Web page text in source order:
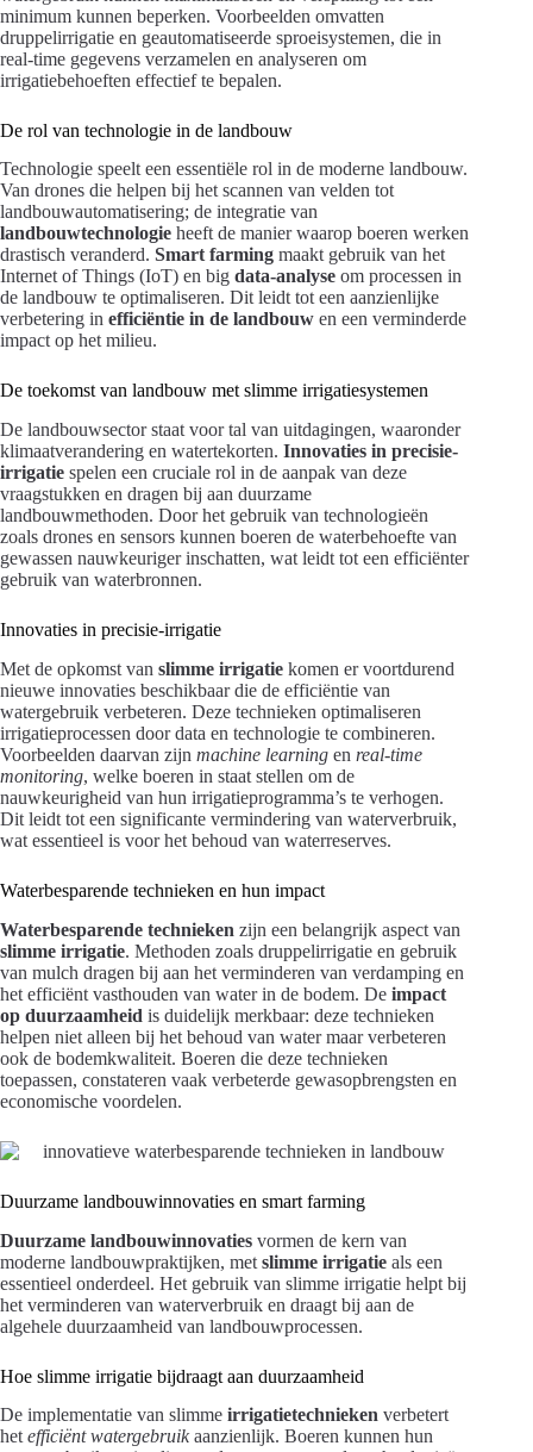
minimum kunnen beperken. Voorbeelden omvatten
druppelirrigatie en geautomatiseerde sproeisystemen, die in
real-time gegevens verzamelen en analyseren om
irrigatiebehoeften effectief te bepalen.
De rol van technologie in de landbouw
Technologie speelt een essentiële rol in de moderne landbouw.
Van drones die helpen bij het scannen van velden tot
landbouwautomatisering; de integratie van
landbouwtechnologie heeft de manier waarop boeren werken
drastisch veranderd. Smart farming maakt gebruik van het
Internet of Things (IoT) en big data-analyse om processen in
de landbouw te optimaliseren. Dit leidt tot een aanzienlijke
verbetering in efficiëntie in de landbouw en een verminderde
impact op het milieu.
De toekomst van landbouw met slimme irrigatiesystemen
De landbouwsector staat voor tal van uitdagingen, waaronder
klimaatverandering en watertekorten. Innovaties in precisie-
irrigatie spelen een cruciale rol in de aanpak van deze
vraagstukken en dragen bij aan duurzame
landbouwmethoden. Door het gebruik van technologieën
zoals drones en sensors kunnen boeren de waterbehoefte van
gewassen nauwkeuriger inschatten, wat leidt tot een efficiënter
gebruik van waterbronnen.
Innovaties in precisie-irrigatie
Met de opkomst van slimme irrigatie komen er voortdurend
nieuwe innovaties beschikbaar die de efficiëntie van
watergebruik verbeteren. Deze technieken optimaliseren
irrigatieprocessen door data en technologie te combineren.
Voorbeelden daarvan zijn machine learning en real-time
monitoring, welke boeren in staat stellen om de
nauwkeurigheid van hun irrigatieprogramma’s te verhogen.
Dit leidt tot een significante vermindering van waterverbruik,
wat essentieel is voor het behoud van waterreserves.
Waterbesparende technieken en hun impact
Waterbesparende technieken zijn een belangrijk aspect van
slimme irrigatie. Methoden zoals druppelirrigatie en gebruik
van mulch dragen bij aan het verminderen van verdamping en
het efficiënt vasthouden van water in de bodem. De impact
op duurzaamheid is duidelijk merkbaar: deze technieken
helpen niet alleen bij het behoud van water maar verbeteren
ook de bodemkwaliteit. Boeren die deze technieken
toepassen, constateren vaak verbeterde gewasopbrengsten en
economische voordelen.
Duurzame landbouwinnovaties en smart farming
Duurzame landbouwinnovaties vormen de kern van
moderne landbouwpraktijken, met slimme irrigatie als een
essentieel onderdeel. Het gebruik van slimme irrigatie helpt bij
het verminderen van waterverbruik en draagt bij aan de
algehele duurzaamheid van landbouwprocessen.
Hoe slimme irrigatie bijdraagt aan duurzaamheid
De implementatie van slimme irrigatietechnieken verbetert
het efficiënt watergebruikaanzienlijk. Boeren kunnen hun